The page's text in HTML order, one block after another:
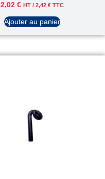
2,02€ HT /2,42€ TTC
Ajouter au panier